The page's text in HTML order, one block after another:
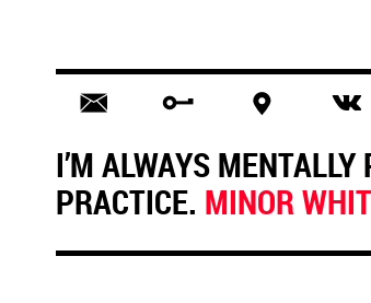
I’M ALWAYS
PRACTICE. MINOR